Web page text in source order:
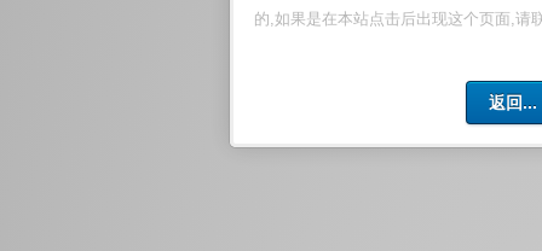
的,如果是在本站点击后出现这个页面,请
返回...